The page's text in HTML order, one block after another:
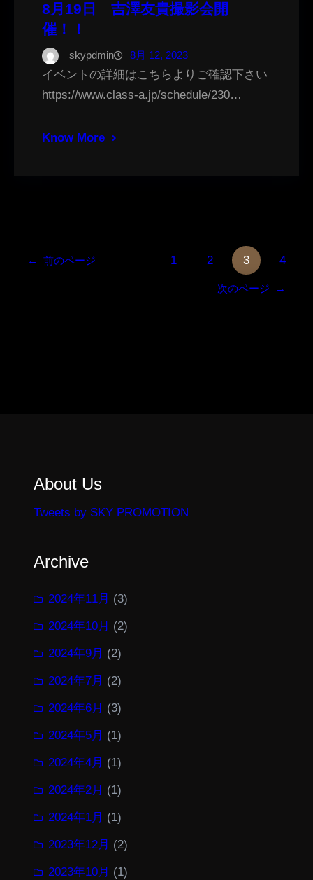
8月19日 吉澤友貴撮影会開
催！！
skypdmin 8月 12, 2023
イベントの詳細はこちらよりご確認下さい
https://www.class-a.jp/schedule/230…
Know More
← 前のページ 1 2 3 4
次のページ →
About Us
Tweets by SKY PROMOTION
Archive
2024年11月 (3)
2024年10月 (2)
2024年9月 (2)
2024年7月 (2)
2024年6月 (3)
2024年5月 (1)
2024年4月 (1)
2024年2月 (1)
2024年1月 (1)
2023年12月 (2)
2023年10月 (1)